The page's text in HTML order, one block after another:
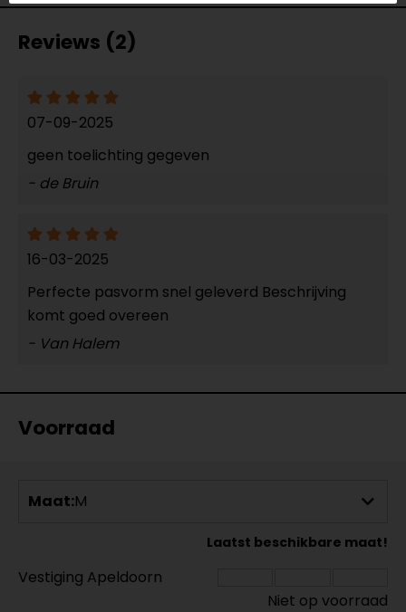
Reviews (2)
07-09-2025
geen toelichting gegeven
- de Bruin
16-03-2025
Perfecte pasvorm snel geleverd Beschrijving
komt goed overeen
- Van Halem
Voorraad
Maat:M
Laatst beschikbare maat!
Vestiging Apeldoorn
Niet op voorraad